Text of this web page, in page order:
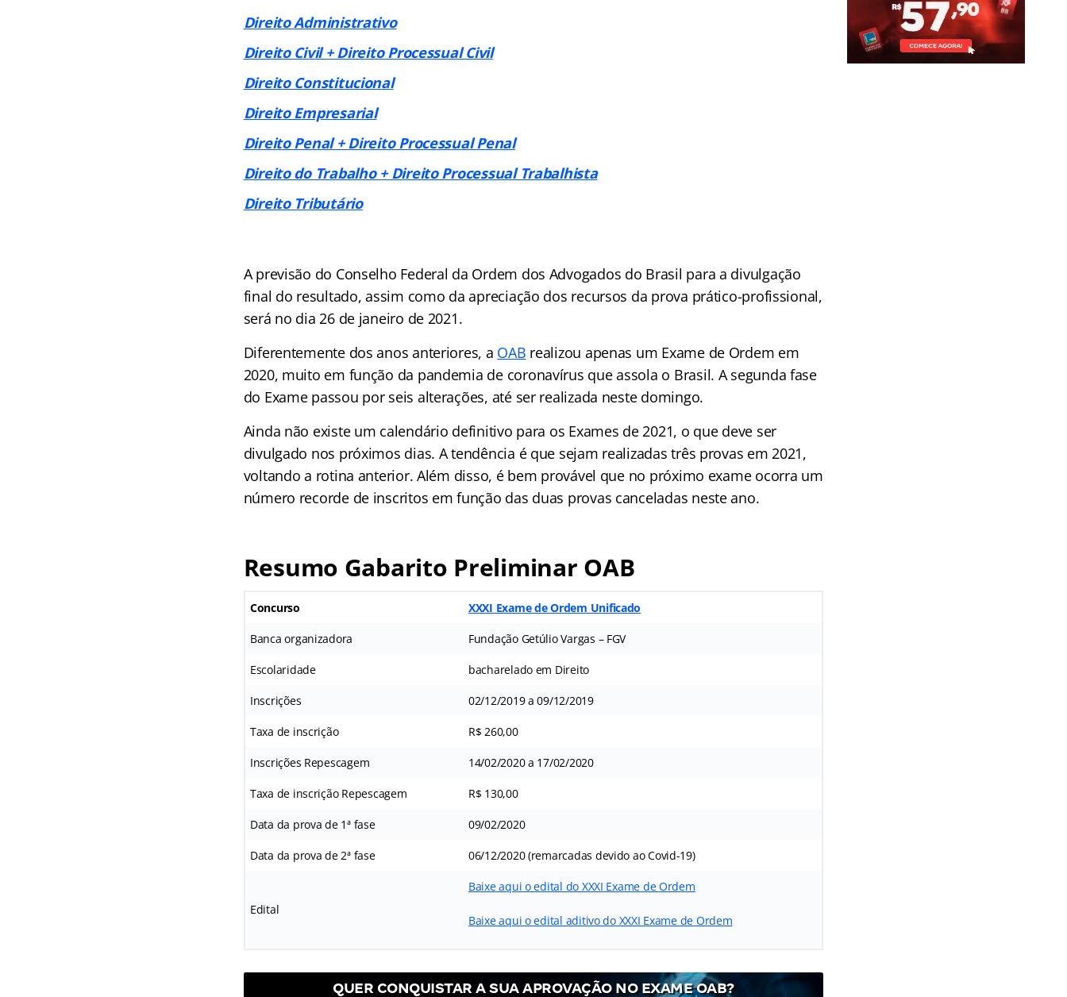
Direito Administrativo
Direito Civil + Direito Processual Civil
Direito Constitucional
Direito Empresarial
Direito Penal + Direito Processual Penal
Direito do Trabalho + Direito Processual Trabalhista
Direito Tributário
A previsão do Conselho Federal da Ordem dos Advogados do Brasil para a divulgação
final do resultado, assim como da apreciação dos recursos da prova prático-profissional,
será no dia 26 de janeiro de 2021.
Diferentemente dos anos anteriores, a OAB realizou apenas um Exame de Ordem em
2020, muito em função da pandemia de coronavírus que assola o Brasil. A segunda fase
do Exame passou por seis alterações, até ser realizada neste domingo.
Ainda não existe um calendário definitivo para os Exames de 2021, o que deve ser
divulgado nos próximos dias. A tendência é que sejam realizadas três provas em 2021,
voltando a rotina anterior. Além disso, é bem provável que no próximo exame ocorra um
número recorde de inscritos em função das duas provas canceladas neste ano.
Resumo Gabarito Preliminar OAB
Concurso XXXI Exame de Ordem Unificado
Banca organizadora Fundação Getúlio Vargas – FGV
Escolaridade bacharelado em Direito
Inscrições 02/12/2019 a 09/12/2019
Taxa de inscrição R$ 260,00
Inscrições Repescagem 14/02/2020 a 17/02/2020
Taxa de inscrição Repescagem R$ 130,00
Data da prova de 1ª fase 09/02/2020
Data da prova de 2ª fase 06/12/2020 (remarcadas devido ao Covid-19)
Edital
Baixe aqui o edital do XXXI Exame de Ordem
Baixe aqui o edital aditivo do XXXI Exame de Ordem
QUER CONQUISTAR A SUA APROVAÇÃO NO EXAME OAB?